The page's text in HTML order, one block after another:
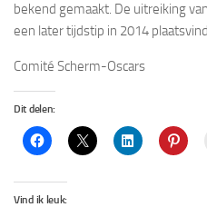
bekend gemaakt. De uitreiking
een later tijdstip in 2014
Comité Scherm-Oscars
Dit delen:
Vind ik leuk: